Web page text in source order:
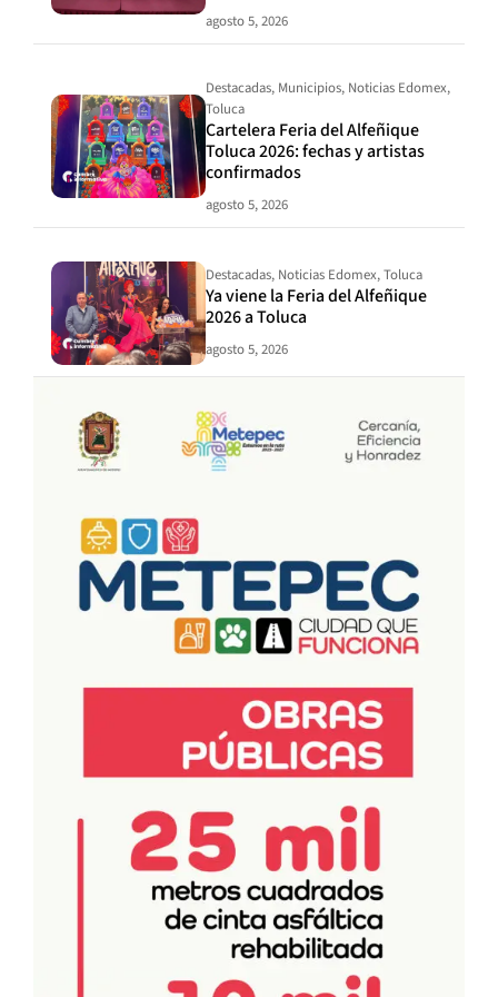
agosto 5, 2026
Destacadas, Municipios, Noticias Edomex,
Toluca
Cartelera Feria del Alfeñique
Toluca 2026: fechas y artistas
confirmados
agosto 5, 2026
Destacadas, Noticias Edomex,Toluca
Ya viene la Feria del Alfeñique
2026 a Toluca
agosto 5, 2026